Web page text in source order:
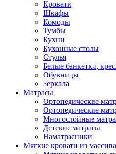
Кровати
Шкафы
Комоды
Тумбы
Кухни
Кухонные столы
Стулья
Белые банкетки,
Обувницы
Зеркала
Матрасы
Ортопедические
Ортопедические
Многослойные
Детские матрасы
Наматрасники
Мягкие кровати из массива